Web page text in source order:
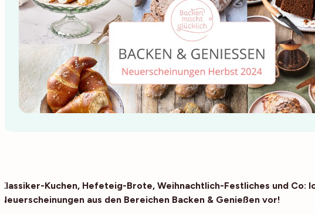
Klassiker-Kuchen, Hefeteig-Brote, Weihnachtlich-Festliches und Co:
Neuerscheinungen aus den Bereichen Backen & Genießen vor!